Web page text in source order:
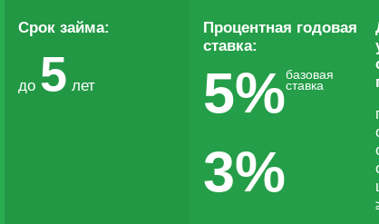
Срок займа:
до 5 лет
Процентная годовая
ставка:
5%базовая
ставка
3%